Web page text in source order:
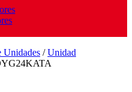
Unidades /Unidad